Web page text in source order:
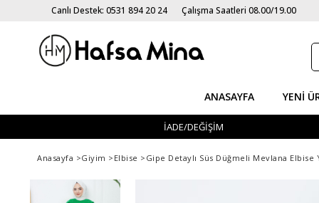
Canlı Destek: 0531 894 20 24 Çalışma Saatleri 08.00/19.00
ANASAYFA YENI
İADE/DEĞİŞİM
Anasayfa >Giyim > Elbise > Gipe Detaylı Süs Düğmeli Mevlana Elbise